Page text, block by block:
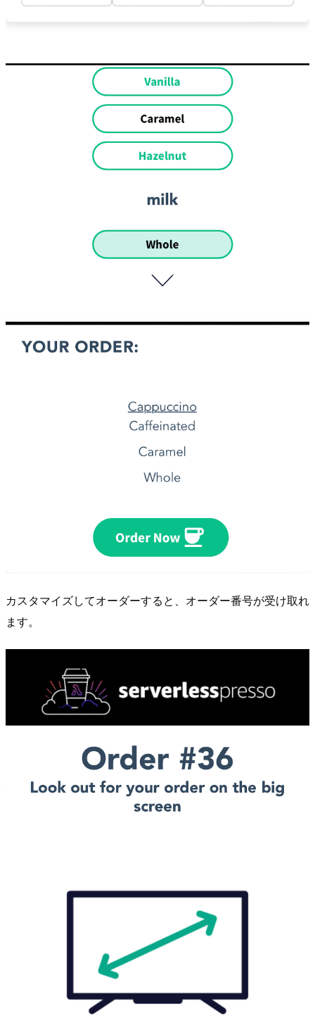
カスタマイズしてオーダーすると、オーダー番号が受け取れ
ます。